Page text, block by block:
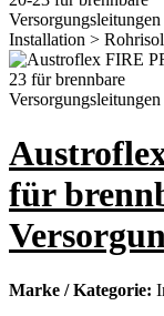
für
Marke / Kategorie: